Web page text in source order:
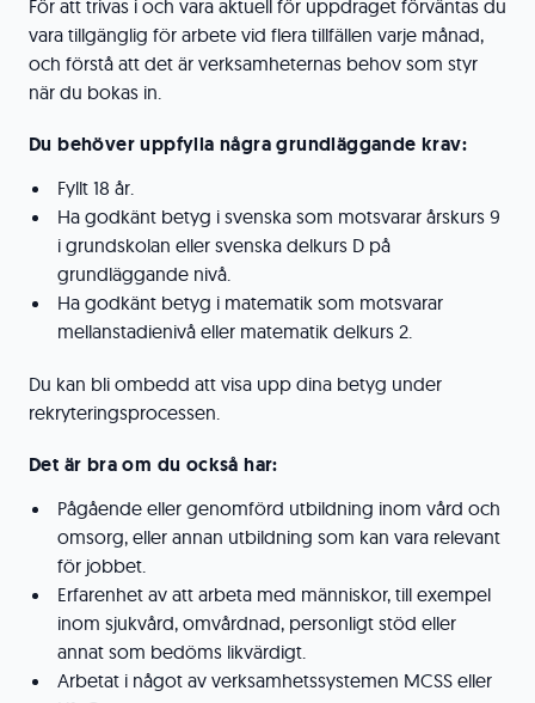
För att trivas i och vara aktuell för uppdraget förväntas du
vara tillgänglig för arbete vid flera tillfällen varje månad,
och förstå att det är verksamheternas behov som styr
när du bokas in.
Du behöver uppfylla några grundläggande krav:
Fyllt 18 år.
Ha godkänt betyg i svenska som motsvarar årskurs 9
i grundskolan eller svenska delkurs D på
grundläggande nivå.
Ha godkänt betyg i matematik som motsvarar
mellanstadienivå eller matematik delkurs 2.
Du kan bli ombedd att visa upp dina betyg under
rekryteringsprocessen.
Det är bra om du också har:
Pågående eller genomförd utbildning inom vård och
omsorg, eller annan utbildning som kan vara relevant
för jobbet.
Erfarenhet av att arbeta med människor, till exempel
inom sjukvård, omvårdnad, personligt stöd eller
annat som bedöms likvärdigt.
Arbetat i något av verksamhetssystemen MCSS eller